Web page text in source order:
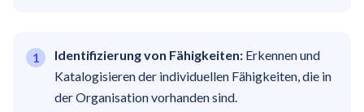
Identifizierung von Fähigkeiten: Erkennen und
Katalogisieren der individuellen Fähigkeiten, die in
der Organisation vorhanden sind.